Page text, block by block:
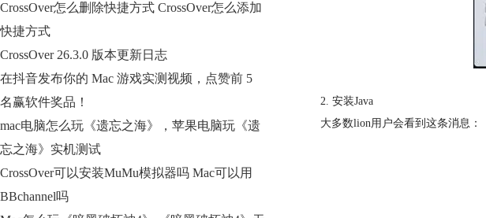
CrossOver怎么删除快捷方式 CrossOver怎么添加
快捷方式
CrossOver 26.3.0 版本更新日志
在抖音发布你的 Mac 游戏实测视频，点赞前 5
名赢软件奖品！
mac电脑怎么玩《遗忘之海》，苹果电脑玩《遗
忘之海》实机测试
CrossOver可以安装MuMu模拟器吗 Mac可以用
BBchannel吗
2. 安装Java
大多数lion用户会看到这条消息：